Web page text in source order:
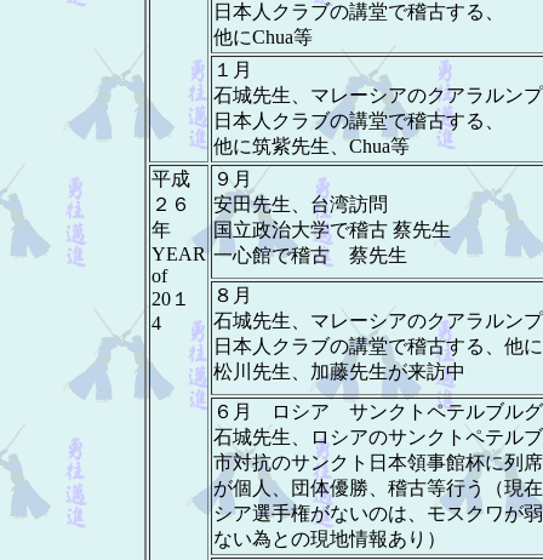
日本人クラブの講堂で稽古する、
他にChua等
１月
石城先生、マレーシアのクアラルン
日本人クラブの講堂で稽古する、
他に筑紫先生、Chua等
平成
２６
年
YEAR
of
20１
4
９月
安田先生、台湾訪問
国立政治大学で稽古 蔡先生
一心館で稽古 蔡先生
８月
石城先生、マレーシアのクアラルン
日本人クラブの講堂で稽古する、他
松川先生、加藤先生が来訪中
６月 ロシア サンクトペテルブルグ
石城先生、ロシアのサンクトペテル
市対抗のサンクト日本領事館杯に列
が個人、団体優勝、稽古等行う（現
シア選手権がないのは、モスクワが
ない為との現地情報あり）